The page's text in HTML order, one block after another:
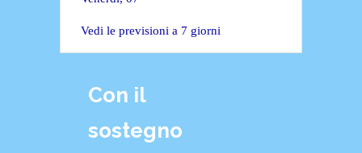
Vedi le previsioni a 7 giorni
Con il
sostegno